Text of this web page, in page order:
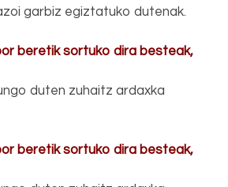
garbiz egiztatuko dutenak.
beretik sortuko dira besteak,
duten zuhaitz ardaxka
beretik sortuko dira besteak,